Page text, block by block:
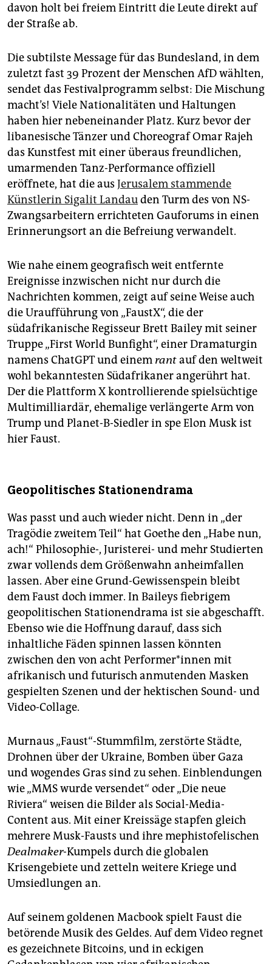
davon holt bei freiem Eintritt die Leute direkt auf
der Straße ab.
Die subtilste Message für das Bundesland, in dem
zuletzt fast 39 Prozent der Menschen AfD wählten,
sendet das Festivalprogramm selbst: Die Mischung
macht’s! Viele Nationalitäten und Haltungen
haben hier nebeneinander Platz. Kurz bevor der
libanesische Tänzer und Choreograf Omar Rajeh
das Kunstfest mit einer überaus freundlichen,
umarmenden Tanz-Performance offiziell
eröffnete, hat die aus Jerusalem stammende
Künstlerin Sigalit Landauden Turm des von NS-
Zwangsarbeitern errichteten Gauforums in einen
Erinnerungsort an die Befreiung verwandelt.
Wie nahe einem geografisch weit entfernte
Ereignisse inzwischen nicht nur durch die
Nachrichten kommen, zeigt auf seine Weise auch
die Uraufführung von „FaustX“, die der
südafrikanische Regisseur Brett Bailey mit seiner
Truppe „First World Bunfight“, einer Dramaturgin
namens ChatGPT und einem rantauf den weltweit
wohl bekanntesten Südafrikaner angerührt hat.
Der die Plattform X kontrollierende spielsüchtige
Multimilliardär, ehemalige verlängerte Arm von
Trump und Planet-B-Siedler in spe Elon Musk ist
hier Faust.
Geopolitisches Stationendrama
Was passt und auch wieder nicht. Denn in „der
Tragödie zweitem Teil“ hat Goethe den „Habe nun,
ach!“ Philosophie-, Juristerei- und mehr Studierten
zwar vollends dem Größenwahn anheimfallen
lassen. Aber eine Grund-Gewissenspein bleibt
dem Faust doch immer. In Baileys fiebrigem
geopolitischen Stationendrama ist sie abgeschafft.
Ebenso wie die Hoffnung darauf, dass sich
inhaltliche Fäden spinnen lassen könnten
zwischen den von acht Per­for­me­r*in­nen mit
afrikanisch und futurisch anmutenden Masken
gespielten Szenen und der hektischen Sound- und
Video-Collage.
Murnaus „Faust“-Stummfilm, zerstörte Städte,
Drohnen über der Ukrai­ne, Bomben über Gaza
und wogendes Gras sind zu sehen. Einblendungen
wie „MMS wurde versendet“ oder „Die neue
Riviera“ weisen die Bilder als Social-Media-
Content aus. Mit einer Kreissäge stapfen gleich
mehrere Musk-Fausts und ihre mephistofelischen
Dealmaker-Kumpels durch die globalen
Krisengebiete und zetteln weitere Kriege und
Umsiedlungen an.
Auf seinem goldenen Macbook spielt Faust die
betörende Musik des Geldes. Auf dem Video regnet
es gezeichnete Bitcoins, und in eckigen